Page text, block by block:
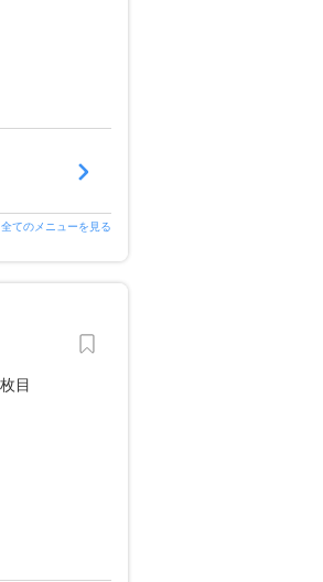
全てのメニューを見る